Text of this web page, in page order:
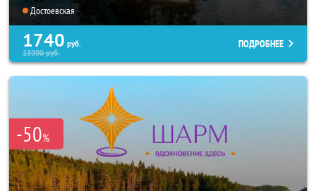
Достоевская
1740 руб.
13900руб.
ПОДРОБНЕЕ
-50%